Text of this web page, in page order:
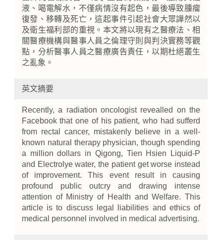
液、喝電解水，不僅病情沒有起色，最後導致腫瘤
復發、移轉及死亡，這起事件引起社會大眾譁然以
及衛生福利部的重視。本文將以現有之醫療法、相
關醫療機構與醫事人員之倫理守則與判決實務等觀
點，分析醫事人員之醫療廣告責任，以期杜絕叢生
之亂象。
英文摘要
Recently, a radiation oncologist revealled on the
Facebook that one of his patient, who had sufferd
from rectal cancer, mistakenly believe in a well-
known natural therapy physician, though spending
a million dollars in Qigong, Tien Hsien Liquid-P
and Electrolye water, the patient get worse instead
of improvement. This event result in causing
profound public outcry and drawing intense
attention of Ministry of Health and Welfare. This
article is to discuss legal liabilities and ethics of
medical personnel involved in medical advertising.